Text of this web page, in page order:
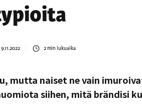
9.11.2022 2min lukuaika
mutta naiset ne vain
siihen, mitä brändisi